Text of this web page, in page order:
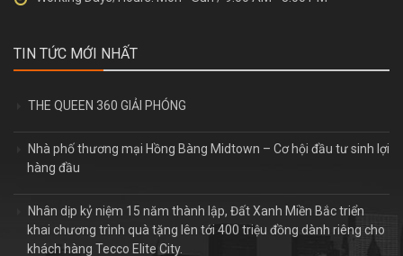
THÔNG TIN LIÊN HỆ:
Tòa nhà Trần Phú:
quận Cầu Giấy, TP Hà Nội
Điện thoại: 0915262520; 0901493555
Working Days/Hours: Mon - Sun / 9:00 AM - 8:00 PM
TIN TỨC MỚI NHẤT